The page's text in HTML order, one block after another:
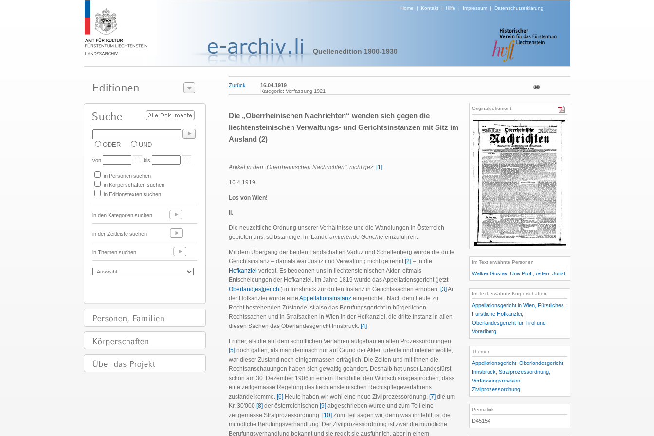
Home | Kontakt| Hilfe | Impressum| Datenschutzerklärung
Quellenedition 1900-1930
ODER UND
von bis
in Personen suchen
in Körperschaften suchen
in Editionstexten suchen
in den Kategorien suchen
in der Zeitleiste suchen
in Themen suchen
Zurück
16.04.1919
Kategorie: Verfassung 1921
Die „Oberrheinischen Nachrichten“ wenden sich gegen die
liechtensteinischen Verwaltungs- und Gerichtsinstanzen mit Sitz im
Ausland (2)
Artikel in den „Oberrheinischen Nachrichten", nicht gez. [1]
16.4.1919
Los von Wien!
II.
Die neuzeitliche Ordnung unserer Verhältnisse und die Wandlungen in Österreich
gebieten uns, selbständige, im Lande amtierende Gerichte einzuführen.
Mit dem Übergang der beiden Landschaften Vaduz und Schellenberg wurde die dritte
Gerichtsinstanz – damals war Justiz und Verwaltung nicht getrennt [2] – in die
Hofkanzlei verlegt. Es begegnen uns in liechtensteinischen Akten oftmals
Entscheidungen der Hofkanzlei. Im Jahre 1819 wurde das Appellationsgericht (jetzt
Oberland[es]gericht) in Innsbruck zur dritten Instanz in Gerichtssachen erhoben. [3] An
der Hofkanzlei wurde eine Appellationsinstanz eingerichtet. Nach dem heute zu
Recht bestehenden Zustande ist also das Berufungsgericht in bürgerlichen
Rechtssachen und in Strafsachen in Wien in der Hofkanzlei, die dritte Instanz in allen
diesen Sachen das Oberlandesgericht Innsbruck. [4]
Früher, als die auf dem schriftlichen Verfahren aufgebauten alten Prozessordnungen
[5] noch galten, als man demnach nur auf Grund der Akten urteilte und urteilen wollte,
war dieser Zustand noch einigermassen erträglich. Die Zeiten und mit ihnen die
Rechtsanschauungen haben sich gewaltig geändert. Deshalb hat unser Landesfürst
schon am 30. Dezember 1906 in einem Handbillet den Wunsch ausgesprochen, dass
eine zeitgemässe Regelung des liechtensteinischen Rechtspflegeverfahrens
zustande komme. [6] Heute haben wir wohl eine neue Zivilprozessordnung, [7] die um
Kr. 30'000 [8] der österreichischen [9] abgeschrieben wurde und zum Teil eine
zeitgemässe Strafprozessordnung. [10] Zum Teil sagen wir, denn was ihr fehlt, ist die
mündliche Berufungsverhandlung. Der Zivilprozessordnung ist zwar die mündliche
Berufungsverhandlung bekannt und sie regelt sie ausführlich, aber in einem
Originaldokument
Im Text erwähnte Personen
Walker Gustav, Univ.Prof., österr. Jurist
Im Text erwähnte Körperschaften
Appellationsgericht in Wien, Fürstliches ;
Fürstliche Hofkanzlei;
Oberlandesgericht für Tirol und
Vorarlberg
Themen
Appellationsgericht; Oberlandesgericht
Innsbruck; Strafprozessordnung;
Verfassungsrevision;
Zivilprozessordnung
Permalink
D45154